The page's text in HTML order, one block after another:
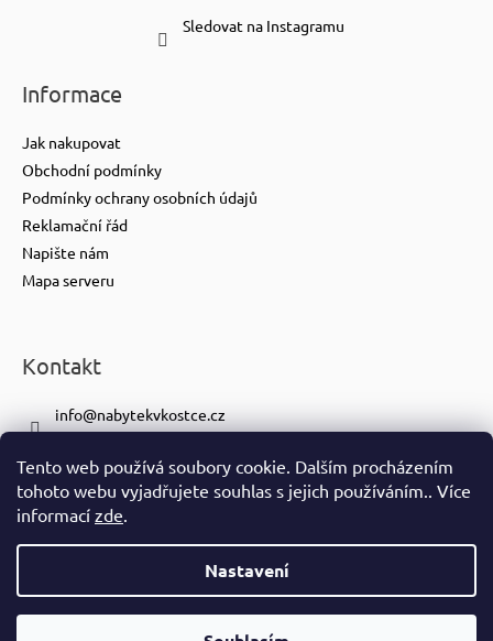
Tento web používá soubory cookie. Dalším procházením
tohoto webu vyjadřujete souhlas s jejich používáním.. Více
informací zde.
Nastavení
Sledovat na Instagramu
Informace
Jak nakupovat
Obchodní podmínky
Podmínky ochrany osobních údajů
Reklamační řád
Napište nám
Mapa serveru
Kontakt
info@nabytekvkostce.cz
+420 601 116 371
https://www.facebook.com/nabytekvkostce.cz/
nabytek_v_kostce
Vytvořil Shoptet
Copyright 2026nabytek-v-kostce.cz. Všechna práva vyhrazena.